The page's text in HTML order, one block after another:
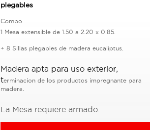
plegables
Combo.
1 Mesa extensible de 1.50 a 2.20 x 0.85.
+ 8 Sillas plegables de madera eucaliptus.
Madera apta para uso exterior,
terminacion de los productos impregnante para
madera.
La Mesa requiere armado.